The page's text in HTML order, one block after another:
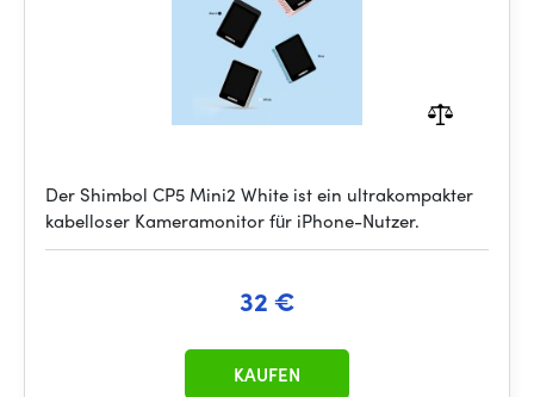
Der Shimbol CP5 Mini2 White ist ein ultrakompakter
kabelloser Kameramonitor für iPhone-Nutzer.
32 €
KAUFEN